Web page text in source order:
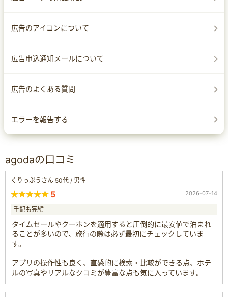
広告のアイコンについて
広告申込通知メールについて
広告のよくある質問
エラーを報告する
agodaの口コミ
くりっぷうさん 50代 / 男性
5 2026-07-14
手配も完璧
タイムセールやクーポンを適用すると圧倒的に最安値で泊まれ
ることが多いので、旅行の際は必ず最初にチェックしていま
す。
アプリの操作性も良く、直感的に検索・比較ができる点、ホテ
ルの写真やリアルなクコミが豊富な点も気に入っています。